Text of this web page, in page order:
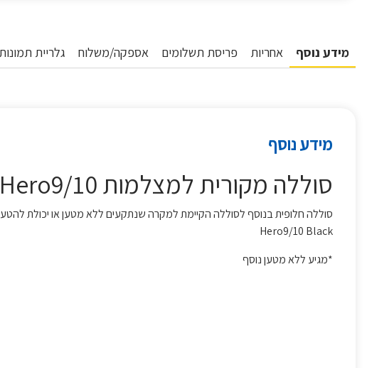
מידע נוסף אחריות פריסת תשלומים אספקה/משלוח גלריית תמונות
מידע נוסף
סוללה מקורית למצלמות Hero9/10
Hero9/10 Black
*מגיע ללא מטען נוסף